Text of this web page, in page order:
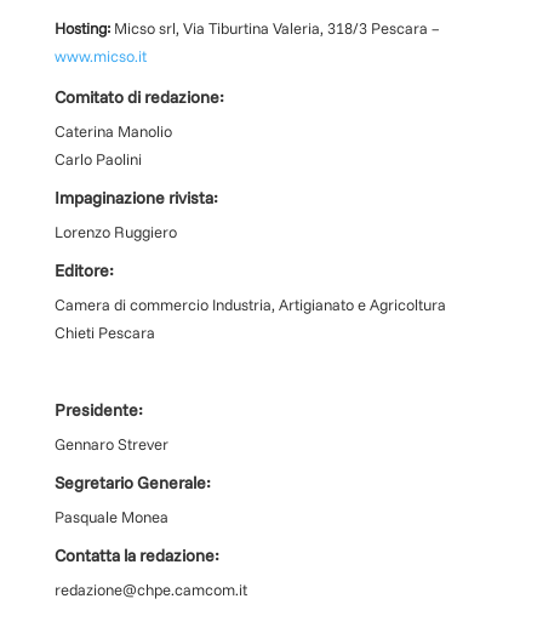
Hosting:Micso srl, Via Tiburtina Valeria, 318/3 Pescara –
www.micso.it
Comitato di redazione:
Caterina Manolio
Carlo Paolini
Impaginazione rivista:
Lorenzo Ruggiero
Editore:
Camera di commercio Industria, Artigianato e Agricoltura
Chieti Pescara
Presidente:
Gennaro Strever
Segretario Generale:
Pasquale Monea
Contatta la redazione:
redazione@chpe.camcom.it